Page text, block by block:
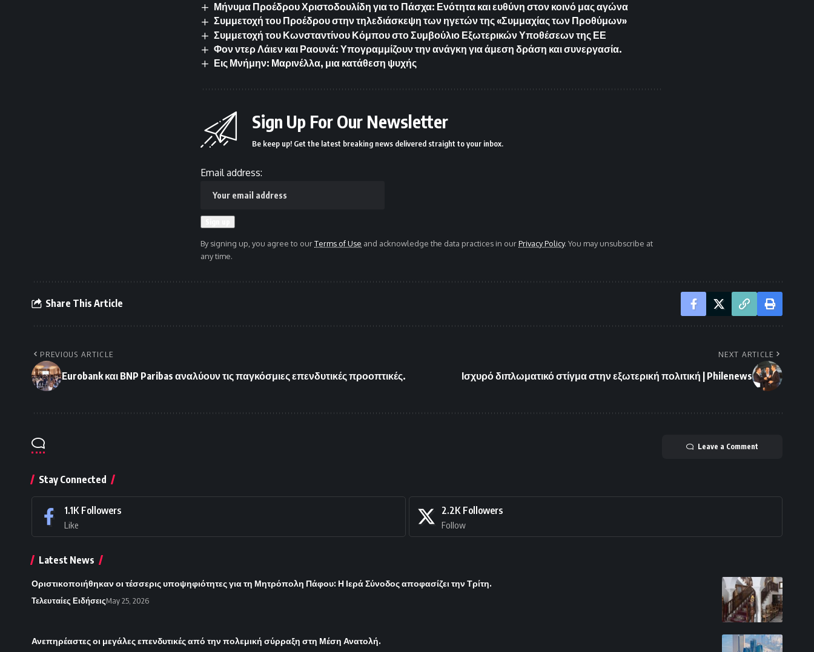
Μήνυμα Προέδρου Χριστοδουλίδη για το Πάσχα: Ενότητα και ευθύνη στον κοινό μας αγώνα
Συμμετοχή του Προέδρου στην τηλεδιάσκεψη των ηγετών της «Συμμαχίας των Προθύμων»
Συμμετοχή του Κωνσταντίνου Κόμπου στο Συμβούλιο Εξωτερικών Υποθέσεων της ΕΕ
Φον ντερ Λάιεν και Ραουνά: Υπογραμμίζουν την ανάγκη για άμεση δράση και συνεργασία.
Εις Μνήμην: Μαρινέλλα, μια κατάθεση ψυχής
Sign Up For Our Newsletter
Be keep up! Get the latest breaking news delivered straight to your inbox.
Email address:
By signing up, you agree to ourTerms of Use and acknowledge the data practices in ourPrivacy Policy. You may unsubscribe at
any time.
Share This Article
PREVIOUS ARTICLE
Eurobank και BNP Paribas αναλύουν τις παγκόσμιες επενδυτικές προοπτικές.
NEXT ARTICLE
Ισχυρό διπλωματικό στίγμα στην εξωτερική πολιτική | Philenews
Leave a Comment
Stay Connected
1.1K Followers
Like
2.2K Followers
Follow
Latest News
Οριστικοποιήθηκαν οι τέσσερις υποψηφιότητες για τη Μητρόπολη Πάφου: Η Ιερά Σύνοδος αποφασίζει την Τρίτη.
Τελευταίες ΕιδήσειςMay 25, 2026
Ανεπηρέαστες οι μεγάλες επενδυτικές από την πολεμική σύρραξη στη Μέση Ανατολή.